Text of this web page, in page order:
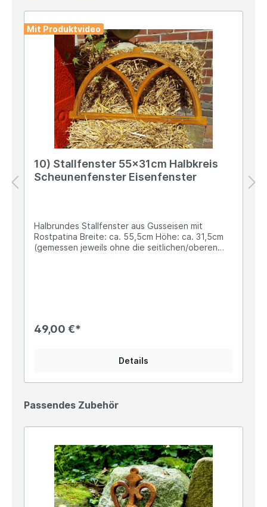
Mit Produktvideo
10) Stallfenster 55x31cm Halbkreis
Scheunenfenster Eisenfenster
Halbrundes Stallfenster aus Gusseisen mit
Rostpatina Breite: ca. 55,5cm Höhe: ca. 31,5cm
(gemessen jeweils ohne die seitlichen/oberen
altes Gebäude zu restaurieren oder eine
gestalten! Die Einsatzmöglichkeiten sind
unerschöpflich, denn auch im Wohnbereich
Wanddurchbruch. Schaue dazu auch gerne in die
verbaut in tollen Gartenruinen als auch im
setze stilsichere Akzente, denn Dein Heim ist
Dein individuelles Reich der kreativen
Möglichkeiten! ... ein letzter Hinweis noch: Jedes
unserer Stallfenster verfügt über eine
rückseitige Falz, um Scheiben oder auch Spiegel
49,00 €*
Details
Passendes Zubehör